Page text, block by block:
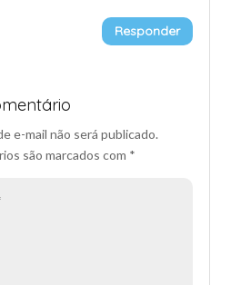
Responder
e-mail não será publicado.
são marcados com *